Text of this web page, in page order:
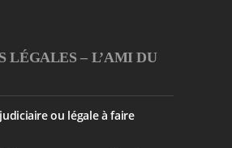
LÉGALES – L’AMI DU
ou légale à faire